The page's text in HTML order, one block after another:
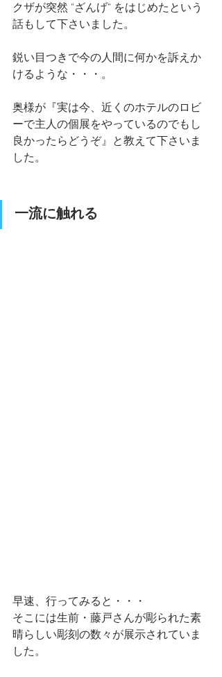
クザが突然 "ざんげ" をはじめたという
話もして下さいました。
鋭い目つきで今の人間に何かを訴えか
けるような・・・。
奥様が『実は今、近くのホテルのロビ
ーで主人の個展をやっているのでもし
良かったらどうぞ』と教えて下さいま
した。
一流に触れる
早速、行ってみると・・・
そこには生前・藤戸さんが彫られた素
晴らしい彫刻の数々が展示されていま
した。